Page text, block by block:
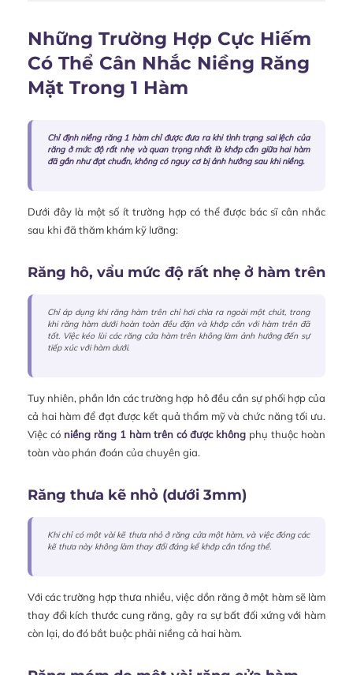
Những Trường Hợp Cực Hiếm
Có Thể Cân Nhắc Niềng Răng
Mặt Trong 1 Hàm
Chỉ định niềng răng 1 hàm chỉ được đưa ra khi tình trạng sai lệch của
răng ở mức độ rất nhẹ và quan trọng nhất là khớp cắn giữa hai hàm
đã gần như đạt chuẩn, không có nguy cơ bị ảnh hưởng sau khi niềng.
Dưới đây là một số ít trường hợp có thể được bác sĩ cân nhắc
sau khi đã thăm khám kỹ lưỡng:
Răng hô, vẩu mức độ rất nhẹ ở hàm trên
Chỉ áp dụng khi răng hàm trên chỉ hơi chìa ra ngoài một chút, trong
khi răng hàm dưới hoàn toàn đều đặn và khớp cắn với hàm trên đã
tốt. Việc kéo lùi các răng cửa hàm trên không làm ảnh hưởng đến sự
tiếp xúc với hàm dưới.
Tuy nhiên, phần lớn các trường hợp hô đều cần sự phối hợp của
cả hai hàm để đạt được kết quả thẩm mỹ và chức năng tối ưu.
Việc có niềng răng 1 hàm trên có được không phụ thuộc hoàn
toàn vào phán đoán của chuyên gia.
Răng thưa kẽ nhỏ (dưới 3mm)
Khi chỉ có một vài kẽ thưa nhỏ ở răng cửa một hàm, và việc đóng các
kẽ thưa này không làm thay đổi đáng kể khớp cắn tổng thể.
Với các trường hợp thưa nhiều, việc dồn răng ở một hàm sẽ làm
thay đổi kích thước cung răng, gây ra sự bất đối xứng với hàm
còn lại, do đó bắt buộc phải niềng cả hai hàm.